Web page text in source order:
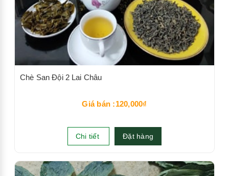
Chè San Đội 2 Lai Châu
Giá bán :120,000₫
Chi tiết Đặt hàng